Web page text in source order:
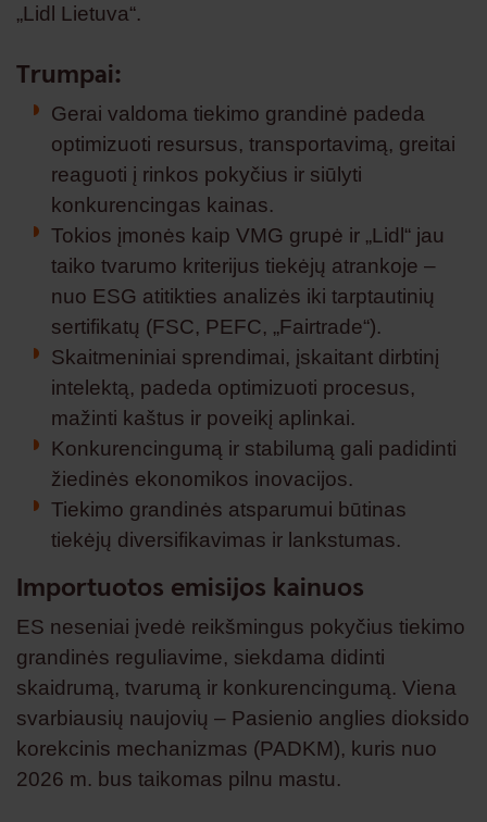
„Lidl Lietuva“.
Trumpai:
Gerai valdoma tiekimo grandinė padeda
optimizuoti resursus, transportavimą, greitai
reaguoti į rinkos pokyčius ir siūlyti
konkurencingas kainas.
Tokios įmonės kaip VMG grupė ir „Lidl“ jau
taiko tvarumo kriterijus tiekėjų atrankoje –
nuo ESG atitikties analizės iki tarptautinių
sertifikatų (FSC, PEFC, „Fairtrade“).
Skaitmeniniai sprendimai, įskaitant dirbtinį
intelektą, padeda optimizuoti procesus,
mažinti kaštus ir poveikį aplinkai.
Konkurencingumą ir stabilumą gali padidinti
žiedinės ekonomikos inovacijos.
Tiekimo grandinės atsparumui būtinas
tiekėjų diversifikavimas ir lankstumas.
Importuotos emisijos kainuos
ES neseniai įvedė reikšmingus pokyčius tiekimo
grandinės reguliavime, siekdama didinti
skaidrumą, tvarumą ir konkurencingumą. Viena
svarbiausių naujovių – Pasienio anglies dioksido
korekcinis mechanizmas (PADKM), kuris nuo
2026 m. bus taikomas pilnu mastu.